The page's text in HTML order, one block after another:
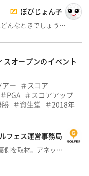
ぼびじょん子
んなときでしょう…
オープンのイベント
アー
スコア
PGA
スコアアップ
資生堂
2018年
フェス運営事務局
側を取材。アネッ…